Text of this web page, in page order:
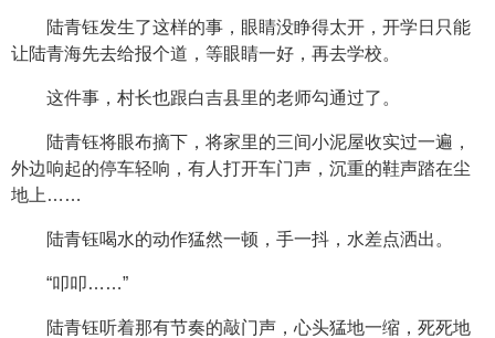
陆青钰发生了这样的事，眼睛没睁得太开，开学日只能
让陆青海先去给报个道，等眼睛一好，再去学校。
这件事，村长也跟白吉县里的老师勾通过了。
陆青钰将眼布摘下，将家里的三间小泥屋收实过一遍，
外边响起的停车轻响，有人打开车门声，沉重的鞋声踏在尘
地上……
陆青钰喝水的动作猛然一顿，手一抖，水差点洒出。
“叩叩……”
陆青钰听着那有节奏的敲门声，心头猛地一缩，死死地